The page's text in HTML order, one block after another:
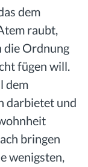
dem
raubt,
die Ordnung
fügen will.
dem
darbietet und
bringen
wenigsten,